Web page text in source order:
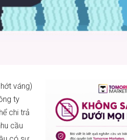
váng)
ty
chi trả
cầu